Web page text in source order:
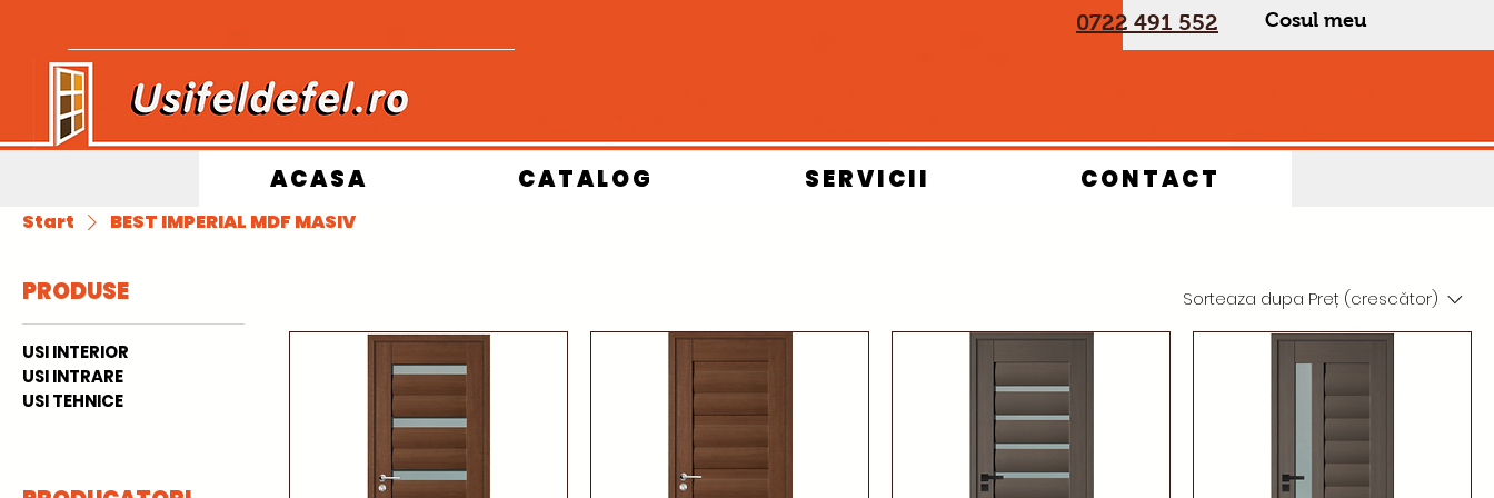
Cosul meu
0722 491 552
ACASA CATALOG SERVICII CONTACT
Start BEST IMPERIAL MDF MASIV
PRODUSE
USI INTERIOR
USI INTRARE
USI TEHNICE
Sorteaza dupa Preț (crescător)